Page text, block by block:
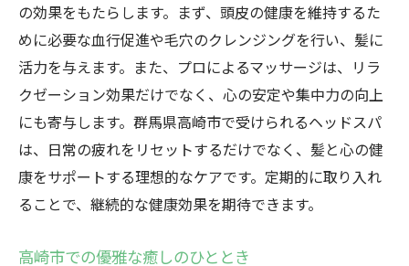
の効果をもたらします。まず、頭皮の健康を維持するた
めに必要な血行促進や毛穴のクレンジングを行い、髪に
活力を与えます。また、プロによるマッサージは、リラ
クゼーション効果だけでなく、心の安定や集中力の向上
にも寄与します。群馬県高崎市で受けられるヘッドスパ
は、日常の疲れをリセットするだけでなく、髪と心の健
康をサポートする理想的なケアです。定期的に取り入れ
ることで、継続的な健康効果を期待できます。
高崎市での優雅な癒しのひととき